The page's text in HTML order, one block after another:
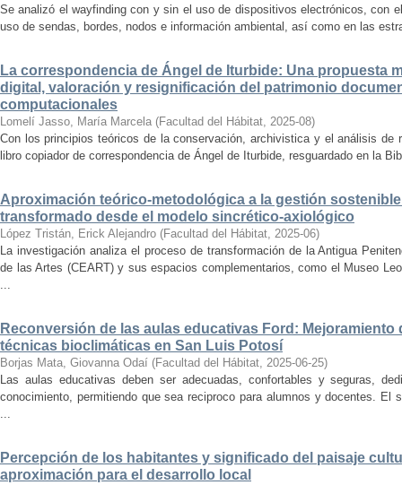
Se analizó el wayfinding con y sin el uso de dispositivos electrónicos, con
uso de sendas, bordes, nodos e información ambiental, así como en las
La correspondencia de Ángel de Iturbide: Una propuesta
digital, valoración y resignificación del patrimonio
computacionales
Lomelí Jasso, María Marcela (Facultad del Hábitat, 2025-08)
Con los principios teóricos de la conservación, archivistica y el análisis de
libro copiador de correspondencia de Ángel de Iturbide, resguardado en la
Aproximación teórico-metodológica a la gestión
transformado desde el modelo sincrético-axiológico
López Tristán, Erick Alejandro (Facultad del Hábitat, 2025-06)
La investigación analiza el proceso de transformación de la Antigua
de las Artes (CEART) y sus espacios complementarios, como el Museo
...
Reconversión de las aulas educativas Ford:
técnicas bioclimáticas en San Luis Potosí
Borjas Mata, Giovanna Odaí (Facultad del Hábitat, 2025-06-25)
Las aulas educativas deben ser adecuadas, confortables y seguras,
conocimiento, permitiendo que sea reciproco para alumnos y docentes. El
...
Percepción de los habitantes y significado del paisaje
aproximación para el desarrollo local